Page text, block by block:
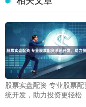
股票实盘配资 专业股票配
统开发，助力投资更轻松